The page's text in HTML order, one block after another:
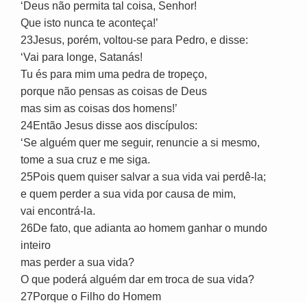
‘Deus não permita tal coisa, Senhor!
Que isto nunca te aconteça!’
23Jesus, porém, voltou-se para Pedro, e disse:
‘Vai para longe, Satanás!
Tu és para mim uma pedra de tropeço,
porque não pensas as coisas de Deus
mas sim as coisas dos homens!’
24Então Jesus disse aos discípulos:
‘Se alguém quer me seguir, renuncie a si mesmo,
tome a sua cruz e me siga.
25Pois quem quiser salvar a sua vida vai perdê-la;
e quem perder a sua vida por causa de mim,
vai encontrá-la.
26De fato, que adianta ao homem ganhar o mundo
inteiro
mas perder a sua vida?
O que poderá alguém dar em troca de sua vida?
27Porque o Filho do Homem